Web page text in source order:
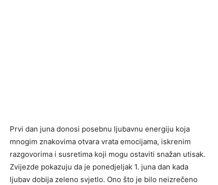
Prvi dan juna donosi posebnu ljubavnu energiju koja
mnogim znakovima otvara vrata emocijama, iskrenim
razgovorima i susretima koji mogu ostaviti snažan utisak.
Zvijezde pokazuju da je ponedjeljak 1. juna dan kada
ljubav dobija zeleno svjetlo. Ono što je bilo neizrečeno